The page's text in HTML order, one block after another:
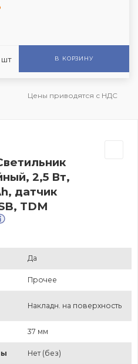
шт В КОРЗИНУ
Цены приводятся с НДС
2,5 Вт,
датчик
TDM
Да
Прочее
Накладн. на поверхность
37 мм
Нет (без)